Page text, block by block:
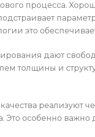
процесса.
это
дают
толщины и
реализуют
Это особенно